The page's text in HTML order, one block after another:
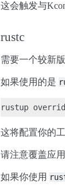
这会触发与
rustc
需要一个较新
如果使用的是
这将配置你的
请注意覆盖应
如果你使用